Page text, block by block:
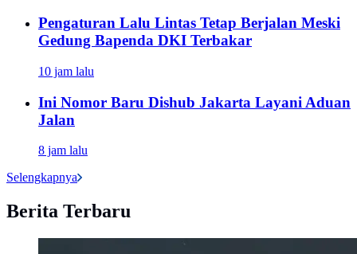
Pengaturan Lalu Lintas Tetap Berjalan Meski
Gedung Bapenda DKI Terbakar
10 jam lalu
Ini Nomor Baru Dishub Jakarta Layani Aduan
Jalan
8 jam lalu
Selengkapnya
Berita Terbaru